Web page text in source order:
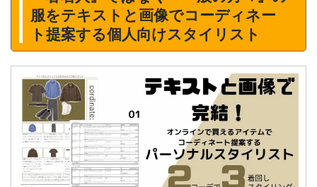
服をテキストと画像でコーディネー
ト提案する個人向けスタイリスト